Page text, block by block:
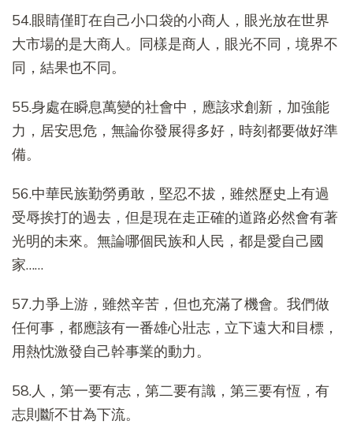
54.眼睛僅盯在自己小口袋的小商人，眼光放在世界
大市場的是大商人。同樣是商人，眼光不同，境界不
同，結果也不同。
55.身處在瞬息萬變的社會中，應該求創新，加強能
力，居安思危，無論你發展得多好，時刻都要做好準
備。
56.中華民族勤勞勇敢，堅忍不拔，雖然歷史上有過
受辱挨打的過去，但是現在走正確的道路必然會有著
光明的未來。無論哪個民族和人民，都是愛自己國
家……
57.力爭上游，雖然辛苦，但也充滿了機會。我們做
任何事，都應該有一番雄心壯志，立下遠大和目標，
用熱忱激發自己幹事業的動力。
58.人，第一要有志，第二要有識，第三要有恆，有
志則斷不甘為下流。